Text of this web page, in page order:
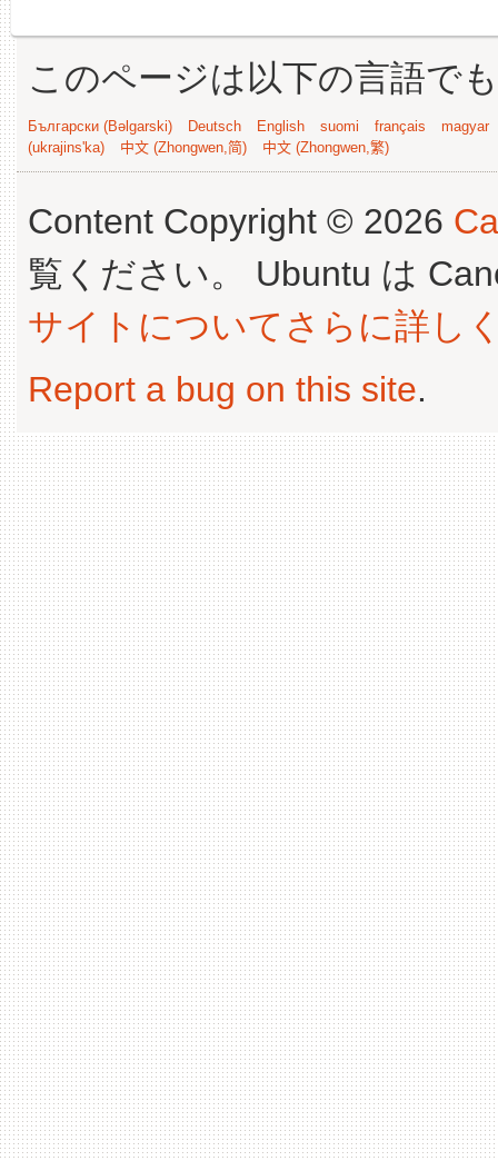
このページは以下の言語で
Български (Bəlgarski) Deutsch English suomi français
magyar
(ukrajins'ka)
中文 (Zhongwen,简) 中文 (Zhongwen,繁)
Content Copyright © 2026
覧ください。 Ubuntu は
サイトについてさらに詳し
Report a bug on this site.